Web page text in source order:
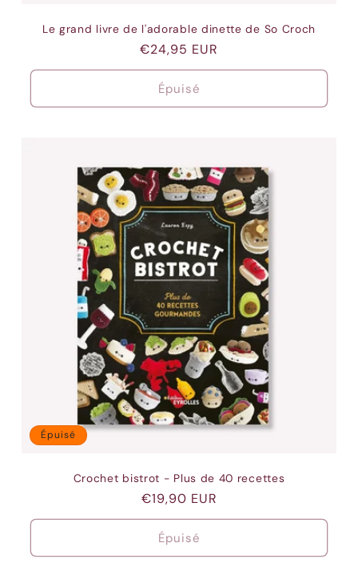
Le grand livre de l'adorable dinette de So Croch
Prix
habituel
€24,95 EUR
Épuisé
Épuisé
Crochet bistrot - Plus de 40 recettes
Prix
habituel
€19,90 EUR
Épuisé